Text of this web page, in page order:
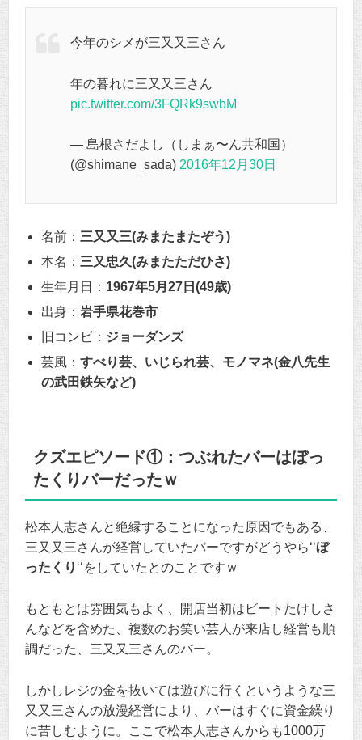
今年のシメが三又又三さん
年の暮れに三又又三さん
pic.twitter.com/3FQRk9swbM
— 島根さだよし（しまぁ〜ん共和国）
(@shimane_sada) 2016年12月30日
名前： 三又又三(みまたまたぞう)
本名： 三又忠久(みまたただひさ)
生年月日： 1967年5月27日(49歳)
出身： 岩手県花巻市
旧コンビ： ジョーダンズ
芸風： すべり芸、いじられ芸、モノマネ(金八先生
の武田鉄矢など)
クズエピソード①：つぶれたバーはぼっ
たくりバーだったｗ
松本人志さんと絶縁することになった原因でもある、
三又又三さんが経営していたバーですがどうやら‘‘ぼ
ったくり ‘‘をしていたとのことですｗ
もともとは雰囲気もよく、開店当初はビートたけしさ
んなどを含めた、複数のお笑い芸人が来店し経営も順
調だった、三又又三さんのバー。
しかしレジの金を抜いては遊びに行くというような三
又又三さんの放漫経営により、バーはすぐに資金繰り
に苦しむように。ここで松本人志さんからも1000万